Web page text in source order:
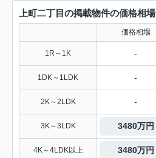
上町二丁目の掲載物件の価格相場
価格相場
1R～1K -
1DK～1LDK -
2K～2LDK -
3K～3LDK 3480万円
4K～4LDK以上 3480万円